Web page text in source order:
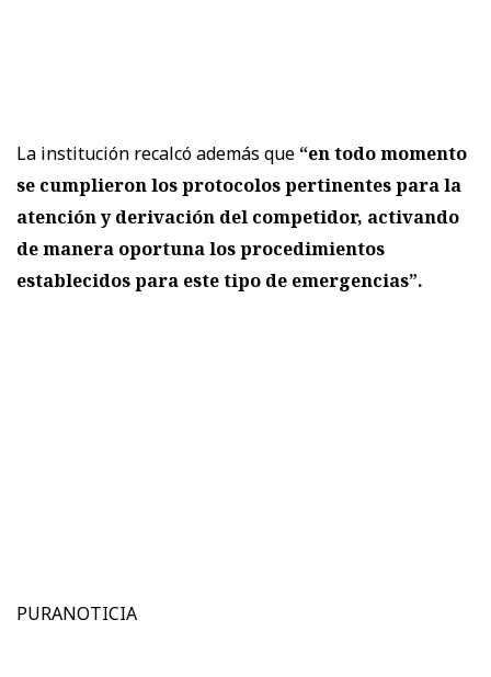
La institución recalcó además que “en todo momento
se cumplieron los protocolos pertinentes para la
atención y derivación del competidor, activando
de manera oportuna los procedimientos
establecidos para este tipo de emergencias”.
PURANOTICIA